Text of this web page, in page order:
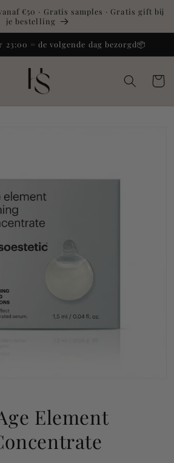
€50 · Gratis samples · Gratis gift bij
je bestelling
23:00 = de volgende dag bezorgd📦
Element